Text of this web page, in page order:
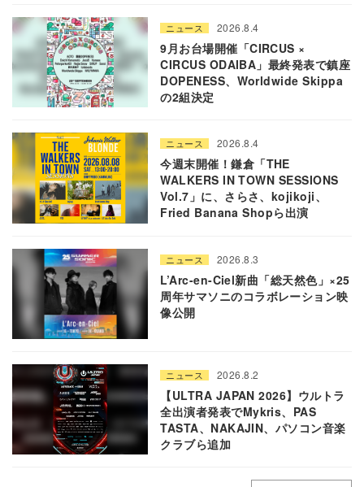
ニュース 2026.8.4
9月お台場開催「CIRCUS ×
CIRCUS ODAIBA」最終発表で鎮座
DOPENESS、Worldwide Skippa
の2組決定
ニュース 2026.8.4
今週末開催！鎌倉「THE
WALKERS IN TOWN SESSIONS
Vol.7」に、さらさ、kojikoji、
Fried Banana Shopら出演
ニュース 2026.8.3
L’Arc-en-Ciel新曲「総天然色」×25
周年サマソニのコラボレーション映
像公開
ニュース 2026.8.2
【ULTRA JAPAN 2026】ウルトラ
全出演者発表でMykris、PAS
TASTA、NAKAJIN、パソコン音楽
クラブら追加